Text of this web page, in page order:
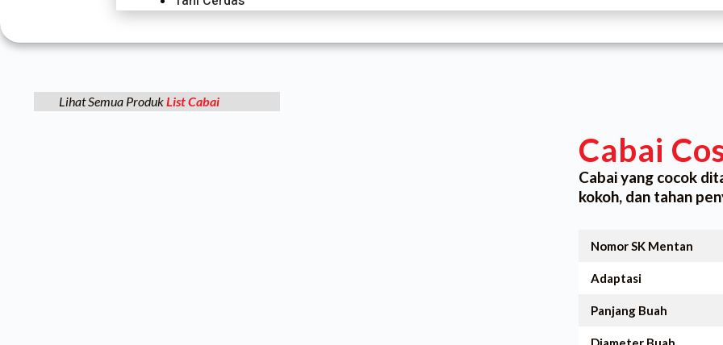
Lihat Semua ProdukList Cabai
Cabai
Cabai yang cocok
kokoh, dan tahan
Nomor SK Mentan
Adaptasi
Panjang Buah